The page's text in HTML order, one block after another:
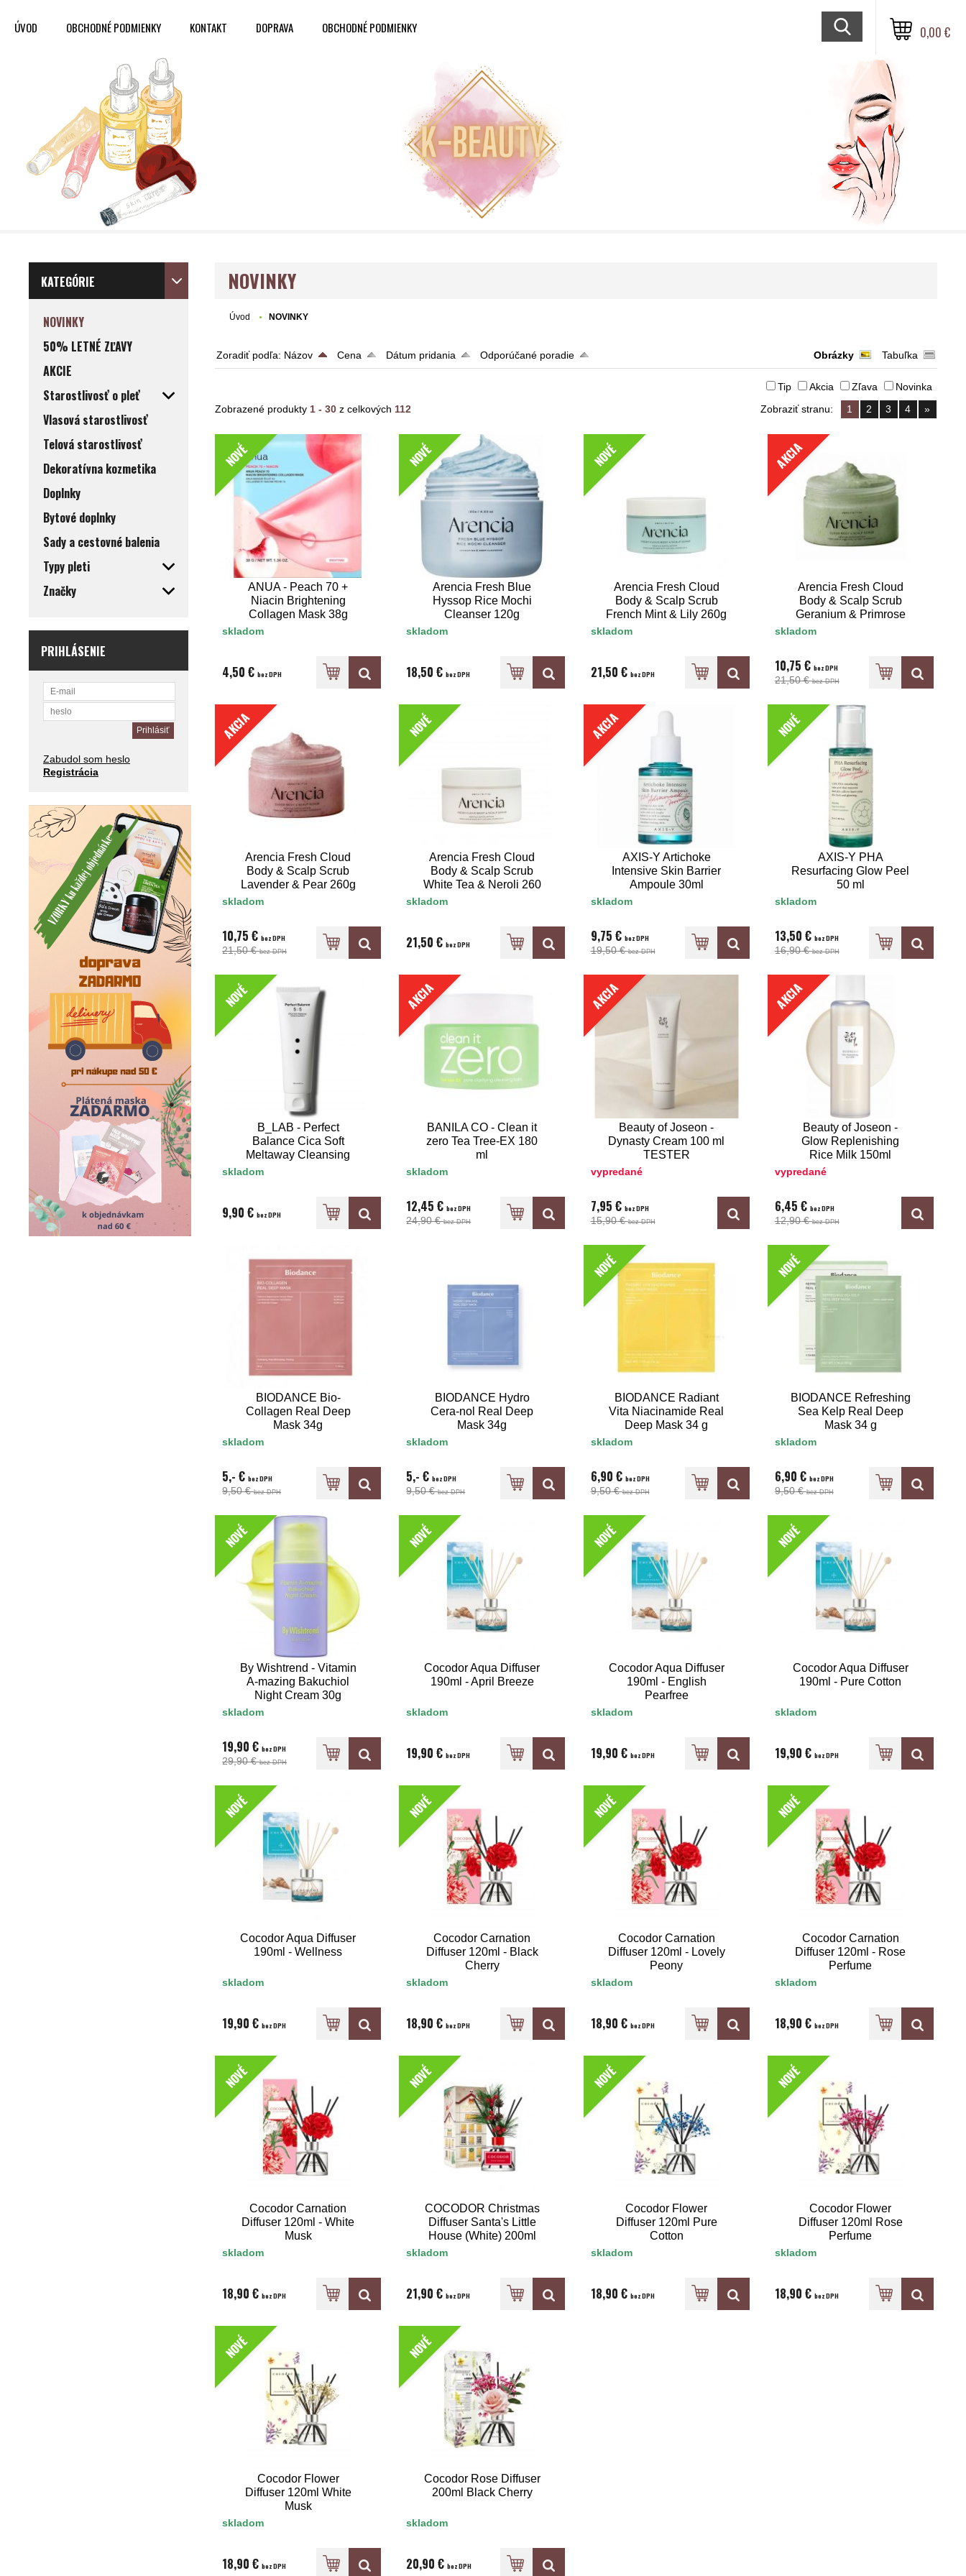
ÚVOD OBCHODNÉ PODMIENKY KONTAKT DOPRAVA OBCHODNÉ PODMIENKY 0,00 €
KATEGÓRIE
NOVINKY
50% LETNÉ ZĽAVY
AKCIE
Starostlivosť o pleť
Vlasová starostlivosť
Telová starostlivosť
Dekoratívna kozmetika
Doplnky
Bytové doplnky
Sady a cestovné balenia
Typy pleti
Značky
PRIHLÁSENIE
Zabudol som heslo
Registrácia
NOVINKY
Úvod NOVINKY
Zoradiť podľa: Názov Cena Dátum pridania Odporúčané poradie Obrázky Tabuľka
Tip Akcia Zľava
Novinka
Zobrazené produkty1 - 30 z celkových112 Zobraziť stranu: 1 2 3 4 »
NOVÉ
ANUA - Peach 70 +
Niacin Brightening
Collagen Mask 38g
skladom
4,50 €bez DPH
NOVÉ
Arencia Fresh Blue
Hyssop Rice Mochi
Cleanser 120g
skladom
18,50 €bez DPH
NOVÉ
Arencia Fresh Cloud
Body & Scalp Scrub
French Mint & Lily 260g
skladom
21,50 € bez DPH
AKCIA
Arencia Fresh Cloud
Body & Scalp Scrub
Geranium & Primrose
skladom
10,75 € bez DPH
21,50 €bez DPH
AKCIA
Arencia Fresh Cloud
Body & Scalp Scrub
Lavender & Pear 260g
skladom
10,75 €bez DPH
21,50 €bez DPH
NOVÉ
Arencia Fresh Cloud
Body & Scalp Scrub
White Tea & Neroli 260
skladom
21,50 €bez DPH
AKCIA
AXIS-Y Artichoke
Intensive Skin Barrier
Ampoule 30ml
skladom
9,75 € bez DPH
19,50 €bez DPH
NOVÉ
AXIS-Y PHA
Resurfacing Glow Peel
50 ml
skladom
13,50 € bez DPH
16,90 €bez DPH
NOVÉ
B_LAB - Perfect
Balance Cica Soft
Meltaway Cleansing
skladom
9,90 €bez DPH
AKCIA
BANILA CO - Clean it
zero Tea Tree-EX 180
ml
skladom
12,45 €bez DPH
24,90 €bez DPH
AKCIA
Beauty of Joseon -
Dynasty Cream 100 ml
TESTER
vypredané
7,95 € bez DPH
15,90 €bez DPH
AKCIA
Beauty of Joseon -
Glow Replenishing
Rice Milk 150ml
vypredané
6,45 € bez DPH
12,90 €bez DPH
BIODANCE Bio-
Collagen Real Deep
Mask 34g
skladom
5,- €bez DPH
9,50 €bez DPH
BIODANCE Hydro
Cera-nol Real Deep
Mask 34g
skladom
5,- €bez DPH
9,50 €bez DPH
NOVÉ
BIODANCE Radiant
Vita Niacinamide Real
Deep Mask 34 g
skladom
6,90 € bez DPH
9,50 €bez DPH
NOVÉ
BIODANCE Refreshing
Sea Kelp Real Deep
Mask 34 g
skladom
6,90 € bez DPH
9,50 €bez DPH
NOVÉ
By Wishtrend - Vitamin
A-mazing Bakuchiol
Night Cream 30g
skladom
19,90 €bez DPH
29,90 €bez DPH
NOVÉ
Cocodor Aqua Diffuser
190ml - April Breeze
skladom
19,90 €bez DPH
NOVÉ
Cocodor Aqua Diffuser
190ml - English
Pearfree
skladom
19,90 € bez DPH
NOVÉ
Cocodor Aqua Diffuser
190ml - Pure Cotton
skladom
19,90 € bez DPH
NOVÉ
Cocodor Aqua Diffuser
190ml - Wellness
skladom
19,90 €bez DPH
NOVÉ
Cocodor Carnation
Diffuser 120ml - Black
Cherry
skladom
18,90 €bez DPH
NOVÉ
Cocodor Carnation
Diffuser 120ml - Lovely
Peony
skladom
18,90 € bez DPH
NOVÉ
Cocodor Carnation
Diffuser 120ml - Rose
Perfume
skladom
18,90 € bez DPH
NOVÉ
Cocodor Carnation
Diffuser 120ml - White
Musk
skladom
18,90 €bez DPH
NOVÉ
COCODOR Christmas
Diffuser Santa's Little
House (White) 200ml
Pine & Cedarwood:
skladom
21,90 €bez DPH
NOVÉ
Cocodor Flower
Diffuser 120ml Pure
Cotton
skladom
18,90 € bez DPH
NOVÉ
Cocodor Flower
Diffuser 120ml Rose
Perfume
skladom
18,90 € bez DPH
NOVÉ
Cocodor Flower
Diffuser 120ml White
Musk
skladom
18,90 €bez DPH
NOVÉ
Cocodor Rose Diffuser
200ml Black Cherry
skladom
20,90 €bez DPH